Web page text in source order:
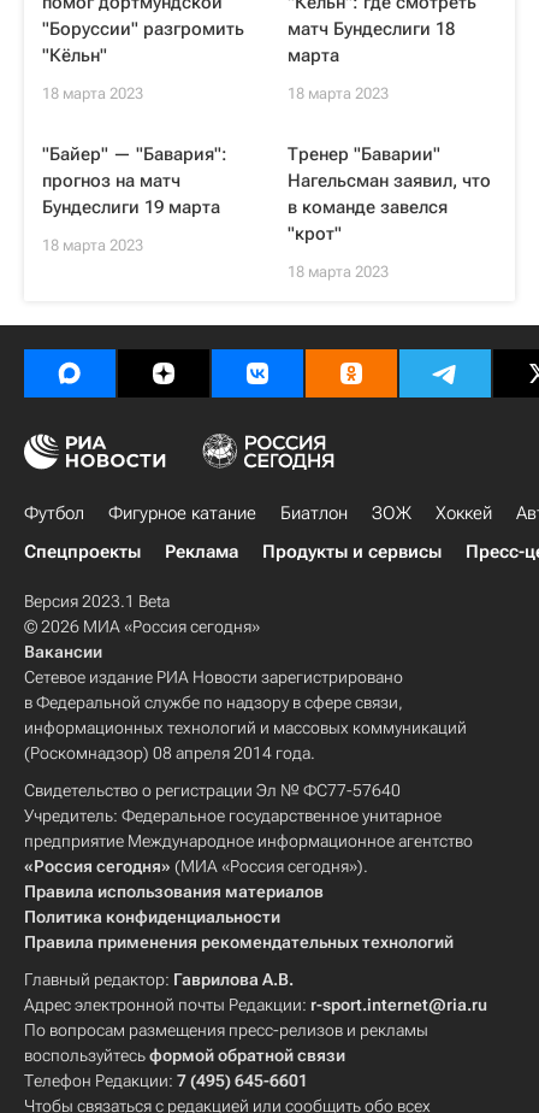
"Боруссии" разгромить
"Кёльн"
18 марта 2023
матч Бундеслиги 18
марта
18 марта 2023
"Байер" — "Бавария":
прогноз на матч
Бундеслиги 19 марта
18 марта 2023
Тренер "Баварии"
Нагельсман заявил, что
в команде завелся
"крот"
18 марта 2023
Футбол Фигурное катание Биатлон ЗОЖ Хоккей
Спецпроекты
Реклама Продукты и сервисы Пресс-
Версия 2023.1 Beta
© 2026 МИА «Россия сегодня»
Вакансии
Сетевое издание РИА Новости зарегистрировано
в Федеральной службе по надзору в сфере связи,
информационных технологий и массовых коммуникаций
(Роскомнадзор) 08 апреля 2014 года.
Свидетельство о регистрации Эл № ФС77-57640
Учредитель: Федеральное государственное унитарное
предприятие Международное информационное агентство
«Россия сегодня» (МИА «Россия сегодня»).
Правила использования материалов
Политика конфиденциальности
Правила применения рекомендательных технологий
Главный редактор: Гаврилова А.В.
Адрес электронной почты Редакции: r-sport.internet@ria.ru
По вопросам размещения пресс-релизов и рекламы
воспользуйтесьформой обратной связи
Телефон Редакции: 7 (495) 645-6601
Чтобы связаться с редакцией или сообщить обо всех